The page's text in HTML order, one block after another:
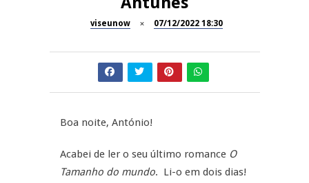
Antunes: Problemas nos
Tradidanças em São Pedro do
executar no meio natural de
S.J. Pesqueira
viseunow 07/12/2022 18:30
Boa noite, António!
Acabei de ler o seu último romance O
Tamanho do mundo. Li-o em dois dias!